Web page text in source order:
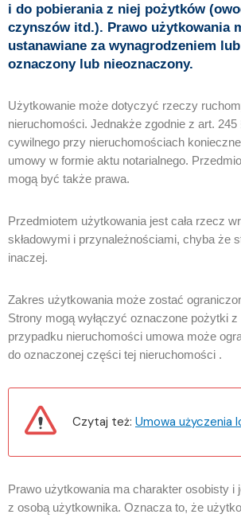
i do pobierania z niej pożytków
czynszów itd.). Prawo użytkowania
ustanawiane za wynagrodzeniem
oznaczony lub nieoznaczony.
Użytkowanie może dotyczyć rzeczy
nieruchomości. Jednakże zgodnie z art. 245
cywilnego przy nieruchomościach
umowy w formie aktu notarialnego.
mogą być także prawa.
Przedmiotem użytkowania jest cała rzecz
składowymi i przynależnościami, chyba że
inaczej.
Zakres użytkowania może zostać
Strony mogą wyłączyć oznaczone pożytki
przypadku nieruchomości umowa może
do oznaczonej części tej nieruchomości .
Czytaj też: Umowa użyczenia
Prawo użytkowania ma charakter osobisty i
z osobą użytkownika. Oznacza to, że